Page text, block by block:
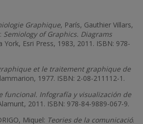
Graphique, París, Gauthier Villars,
Semiology of Graphics. Diagrams
York, Esri Press, 1983, 2011. ISBN: 978-
et le traitement graphique de
1977. ISBN: 2-08-211112-1.
funcional. Infografía y visualización de
2011. ISBN: 978-84-9889-067-9.
Miquel: Teories de la comunicació.